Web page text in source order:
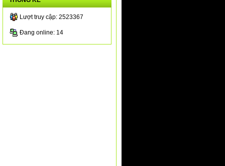
Lượt truy cập: 2523367
Đang online: 14